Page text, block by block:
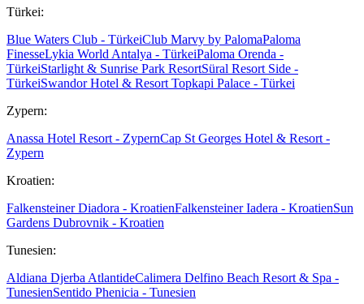
Türkei:
Blue Waters Club - TürkeiClub Marvy by PalomaPaloma
FinesseLykia World Antalya - TürkeiPaloma Orenda -
TürkeiStarlight & Sunrise Park ResortSüral Resort Side -
TürkeiSwandor Hotel & Resort Topkapi Palace - Türkei
Zypern:
Anassa Hotel Resort - ZypernCap St Georges Hotel & Resort -
Zypern
Kroatien:
Falkensteiner Diadora - KroatienFalkensteiner Iadera - KroatienSun
Gardens Dubrovnik - Kroatien
Tunesien:
Aldiana Djerba AtlantideCalimera Delfino Beach Resort & Spa -
TunesienSentido Phenicia - Tunesien